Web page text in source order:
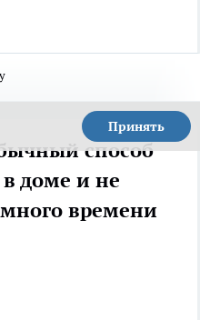
Принять
способ
в доме и не
времени